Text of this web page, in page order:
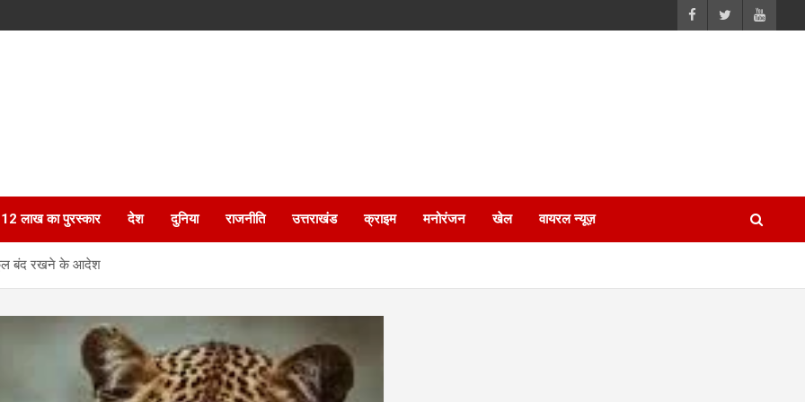
12 लाख का पुरस्कार देश दुनिया राजनीति उत्तराखंड क्राइम मनोरंजन खेल वायरल न्यूज़
बंद रखने के आदेश